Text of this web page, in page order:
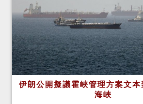
伊朗公開擬議霍峽管理方案文本
海峽